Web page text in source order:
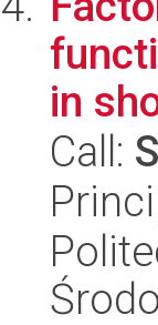
in
Call: